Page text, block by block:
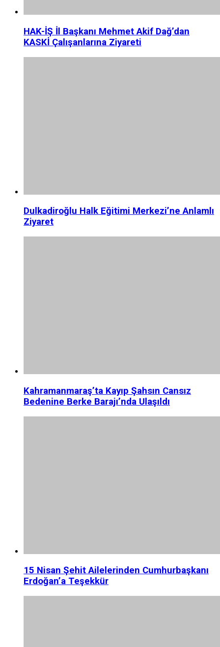
HAK-İŞ İl Başkanı Mehmet Akif Dağ’dan
KASKİ Çalışanlarına Ziyareti
Dulkadiroğlu Halk Eğitimi Merkezi’ne Anlamlı
Ziyaret
Kahramanmaraş’ta Kayıp Şahsın Cansız
Bedenine Berke Barajı’nda Ulaşıldı
15 Nisan Şehit Ailelerinden Cumhurbaşkanı
Erdoğan’a Teşekkür